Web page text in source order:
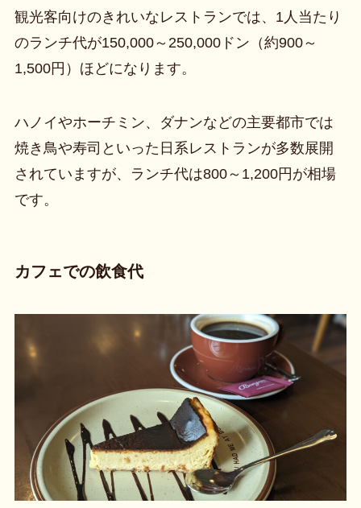
観光客向けのきれいなレストランでは、1人当たり
のランチ代が150,000～250,000ドン（約900～
1,500円）ほどになります。
ハノイやホーチミン、ダナンなどの主要都市では
焼き鳥や寿司といった日系レストランが多数展開
されていますが、ランチ代は800～1,200円が相場
です。
カフェでの飲食代